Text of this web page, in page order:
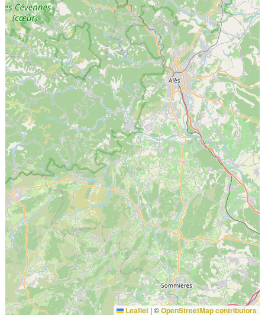
Leaflet | ©OpenStreetMap contributors